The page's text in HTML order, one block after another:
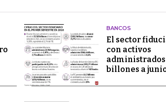
BANCOS
El sector
con activos
administrados
billones a